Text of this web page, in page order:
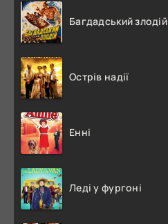
Багдадський злодій
Острів надії
Енні
Леді у фургоні